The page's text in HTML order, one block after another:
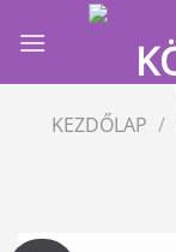
KEZDŐLAP /